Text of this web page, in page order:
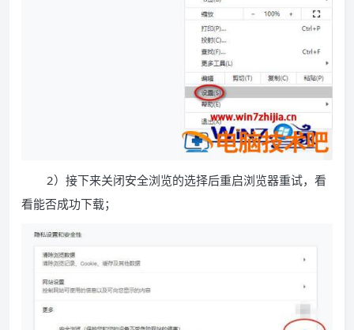
2）接下来关闭安全浏览的选择后重启浏览器重试，看
看能否成功下载；